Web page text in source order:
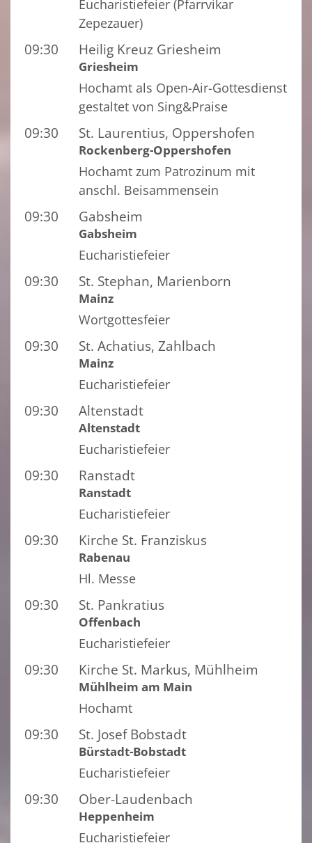
Eucharistiefeier (Pfarrvikar
Zepezauer)
09:30 Heilig Kreuz Griesheim
Griesheim
Hochamt als Open-Air-Gottesdienst
gestaltet von Sing&Praise
09:30 St. Laurentius, Oppershofen
Rockenberg-Oppershofen
Hochamt zum Patrozinum mit
anschl. Beisammensein
09:30 Gabsheim
Gabsheim
Eucharistiefeier
09:30 St. Stephan, Marienborn
Mainz
Wortgottesfeier
09:30 St. Achatius, Zahlbach
Mainz
Eucharistiefeier
09:30 Altenstadt
Altenstadt
Eucharistiefeier
09:30 Ranstadt
Ranstadt
Eucharistiefeier
09:30 Kirche St. Franziskus
Rabenau
Hl. Messe
09:30 St. Pankratius
Offenbach
Eucharistiefeier
09:30 Kirche St. Markus, Mühlheim
Mühlheim am Main
Hochamt
09:30 St. Josef Bobstadt
Bürstadt-Bobstadt
Eucharistiefeier
09:30 Ober-Laudenbach
Heppenheim
Eucharistiefeier